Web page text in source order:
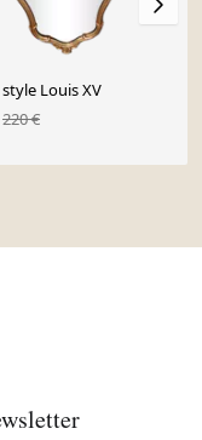
Louis XV
220 €